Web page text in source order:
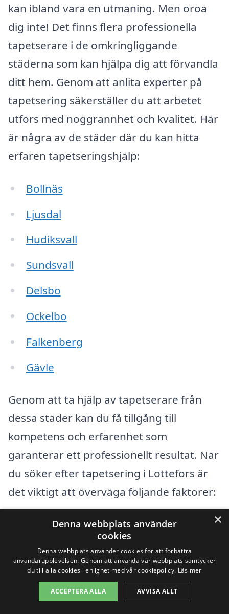
kan ibland vara en utmaning. Men oroa
dig inte! Det finns flera professionella
tapetserare i de omkringliggande
städerna som kan hjälpa dig att förvandla
ditt hem. Genom att anlita experter på
tapetsering säkerställer du att arbetet
utförs med noggrannhet och kvalitet. Här
är några av de städer där du kan hitta
erfaren tapetseringshjälp:
Bollnäs
Ljusdal
Hudiksvall
Sundsvall
Delsbo
Ockelbo
Falkenberg
Gävle
Genom att ta hjälp av tapetserare från
dessa städer kan du få tillgång till
kompetens och erfarenhet som
garanterar ett professionellt resultat. När
du söker efter tapetsering i Lottefors är
det viktigt att överväga följande faktorer:
Erfarenhet:Kontrollera hur länge
företaget har varit verksamt inom
branschen.
Kundrecensioner:
Läs omdömen och
feedback från tidigare kunder för att
×
Denna webbplats använder
cookies
Denna webbplats använder cookies för att förbättra
användarupplevelsen. Genom att använda vår webbplats samtycker
du till alla cookies i enlighet med vår cookiepolicy. Läs mer
ACCEPTERA ALLA AVVISA ALLT